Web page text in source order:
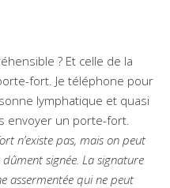
? Et celle de la
fort. Je téléphone pour
lymphatique et quasi
envoyer un porte-fort.
n’existe pas, mais on peut
signée. La signature
assermentée qui ne peut